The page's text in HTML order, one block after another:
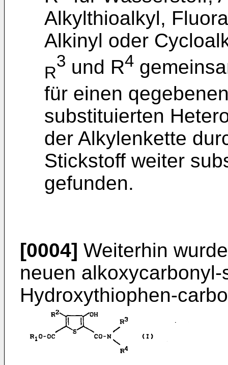
Alkylthioalkyl,
Alkinyl oder
R
3 und R4
für einen
substituierten
der Alkylenkette
Stickstoff weiter
gefunden.
[0004] Weiterhin
neuen
Hydroxythiophen-